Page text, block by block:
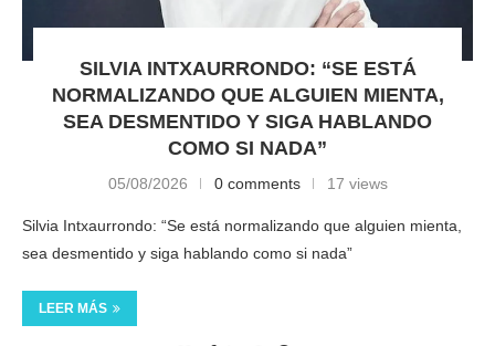
SILVIA INTXAURRONDO: “SE ESTÁ
NORMALIZANDO QUE ALGUIEN MIENTA,
SEA DESMENTIDO Y SIGA HABLANDO
COMO SI NADA”
05/08/2026 0 comments 17 views
Silvia Intxaurrondo: “Se está normalizando que alguien mienta,
sea desmentido y siga hablando como si nada”
LEER MÁS